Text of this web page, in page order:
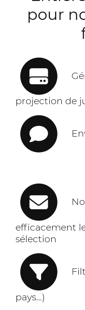
pour
projection de
efficacement
sélection
pays...)